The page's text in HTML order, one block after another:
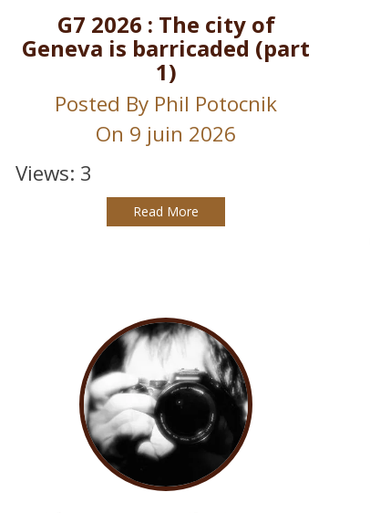
G7 2026 : The city of
Geneva is barricaded (part
1)
Posted By Phil Potocnik
On 9 juin 2026
Views: 3
Read More